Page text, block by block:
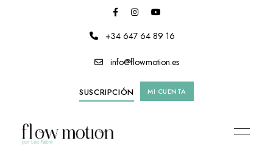
+34 647 64 89 16
info@flowmotion.es
SUSCRIPCIÓN MI CUENTA